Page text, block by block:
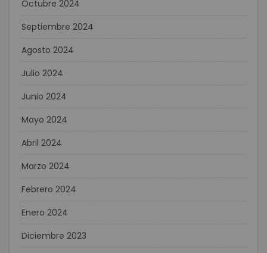
Octubre 2024
Septiembre 2024
Agosto 2024
Julio 2024
Junio 2024
Mayo 2024
Abril 2024
Marzo 2024
Febrero 2024
Enero 2024
Diciembre 2023